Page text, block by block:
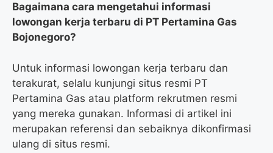
Bagaimana cara mengetahui informasi
lowongan kerja terbaru di PT Pertamina Gas
Bojonegoro?
Untuk informasi lowongan kerja terbaru dan
terakurat, selalu kunjungi situs resmi PT
Pertamina Gas atau platform rekrutmen resmi
yang mereka gunakan. Informasi di artikel ini
merupakan referensi dan sebaiknya dikonfirmasi
ulang di situs resmi.